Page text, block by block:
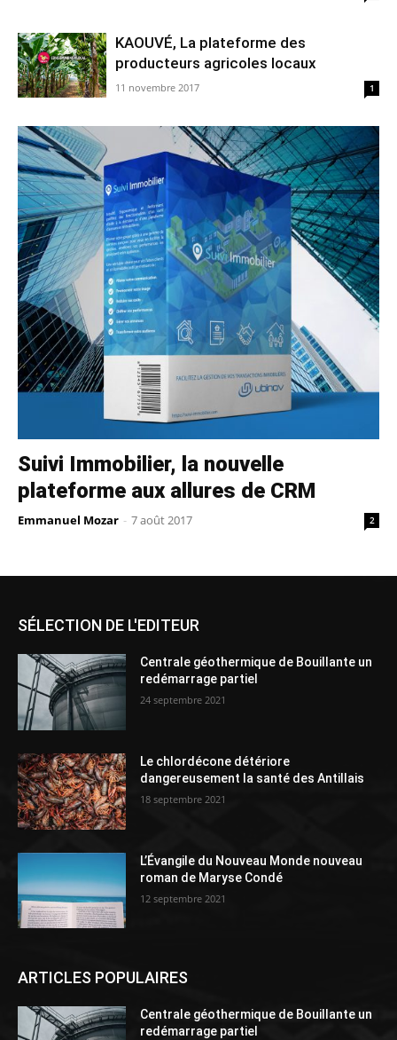
KAOUVÉ, La plateforme des
producteurs agricoles locaux
11 novembre 2017 1
Suivi Immobilier, la nouvelle
plateforme aux allures de CRM
Emmanuel Mozar - 7 août 2017 2
SÉLECTION DE L'EDITEUR
Centrale géothermique de Bouillante un
redémarrage partiel
24 septembre 2021
Le chlordécone détériore
dangereusement la santé des Antillais
18 septembre 2021
L’Évangile du Nouveau Monde nouveau
roman de Maryse Condé
12 septembre 2021
ARTICLES POPULAIRES
Centrale géothermique de Bouillante un
redémarrage partiel